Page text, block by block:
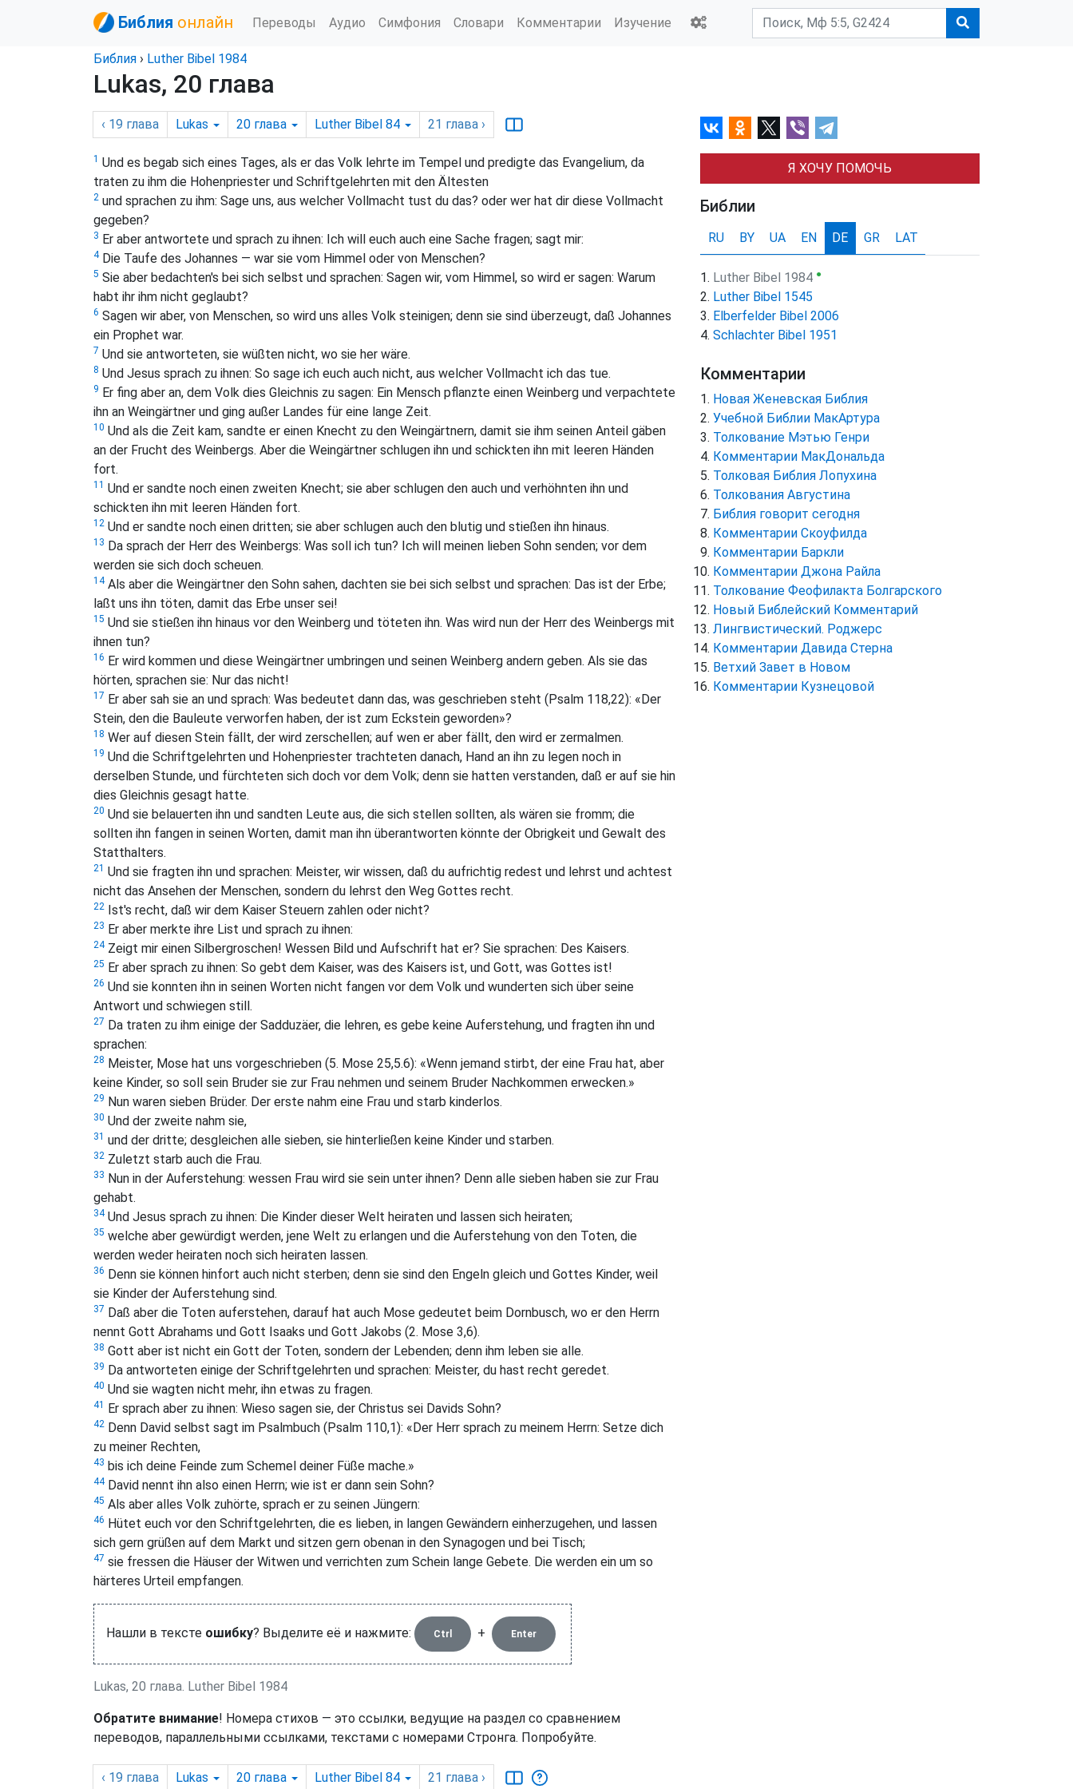
Библия онлайн Переводы Аудио Симфония Словари Комментарии Изучение
Библия › Luther Bibel 1984
Lukas, 20 глава
‹ 19 глава Lukas 20 глава Luther Bibel 84 21 глава ›
1 Und es begab sich eines Tages, als er das Volk lehrte im Tempel und predigte das Evangelium, da
traten zu ihm die Hohenpriester und Schriftgelehrten mit den Ältesten
2 und sprachen zu ihm: Sage uns, aus welcher Vollmacht tust du das? oder wer hat dir diese Vollmacht
gegeben?
3 Er aber antwortete und sprach zu ihnen: Ich will euch auch eine Sache fragen; sagt mir:
4 Die Taufe des Johannes — war sie vom Himmel oder von Menschen?
5 Sie aber bedachten's bei sich selbst und sprachen: Sagen wir, vom Himmel, so wird er sagen: Warum
habt ihr ihm nicht geglaubt?
6 Sagen wir aber, von Menschen, so wird uns alles Volk steinigen; denn sie sind überzeugt, daß Johannes
ein Prophet war.
7 Und sie antworteten, sie wüßten nicht, wo sie her wäre.
8 Und Jesus sprach zu ihnen: So sage ich euch auch nicht, aus welcher Vollmacht ich das tue.
9 Er fing aber an, dem Volk dies Gleichnis zu sagen: Ein Mensch pflanzte einen Weinberg und verpachtete
ihn an Weingärtner und ging außer Landes für eine lange Zeit.
10 Und als die Zeit kam, sandte er einen Knecht zu den Weingärtnern, damit sie ihm seinen Anteil gäben
an der Frucht des Weinbergs. Aber die Weingärtner schlugen ihn und schickten ihn mit leeren Händen
fort.
11 Und er sandte noch einen zweiten Knecht; sie aber schlugen den auch und verhöhnten ihn und
schickten ihn mit leeren Händen fort.
12 Und er sandte noch einen dritten; sie aber schlugen auch den blutig und stießen ihn hinaus.
13 Da sprach der Herr des Weinbergs: Was soll ich tun? Ich will meinen lieben Sohn senden; vor dem
werden sie sich doch scheuen.
14 Als aber die Weingärtner den Sohn sahen, dachten sie bei sich selbst und sprachen: Das ist der Erbe;
laßt uns ihn töten, damit das Erbe unser sei!
15 Und sie stießen ihn hinaus vor den Weinberg und töteten ihn. Was wird nun der Herr des Weinbergs mit
ihnen tun?
16 Er wird kommen und diese Weingärtner umbringen und seinen Weinberg andern geben. Als sie das
hörten, sprachen sie: Nur das nicht!
17 Er aber sah sie an und sprach: Was bedeutet dann das, was geschrieben steht (Psalm 118,22): «Der
Stein, den die Bauleute verworfen haben, der ist zum Eckstein geworden»?
18 Wer auf diesen Stein fällt, der wird zerschellen; auf wen er aber fällt, den wird er zermalmen.
19 Und die Schriftgelehrten und Hohenpriester trachteten danach, Hand an ihn zu legen noch in
derselben Stunde, und fürchteten sich doch vor dem Volk; denn sie hatten verstanden, daß er auf sie hin
dies Gleichnis gesagt hatte.
20 Und sie belauerten ihn und sandten Leute aus, die sich stellen sollten, als wären sie fromm; die
sollten ihn fangen in seinen Worten, damit man ihn überantworten könnte der Obrigkeit und Gewalt des
Statthalters.
21 Und sie fragten ihn und sprachen: Meister, wir wissen, daß du aufrichtig redest und lehrst und achtest
nicht das Ansehen der Menschen, sondern du lehrst den Weg Gottes recht.
22 Ist's recht, daß wir dem Kaiser Steuern zahlen oder nicht?
23 Er aber merkte ihre List und sprach zu ihnen:
24 Zeigt mir einen Silbergroschen! Wessen Bild und Aufschrift hat er? Sie sprachen: Des Kaisers.
25 Er aber sprach zu ihnen: So gebt dem Kaiser, was des Kaisers ist, und Gott, was Gottes ist!
26 Und sie konnten ihn in seinen Worten nicht fangen vor dem Volk und wunderten sich über seine
Antwort und schwiegen still.
27 Da traten zu ihm einige der Sadduzäer, die lehren, es gebe keine Auferstehung, und fragten ihn und
sprachen:
28 Meister, Mose hat uns vorgeschrieben (5. Mose 25,5.6): «Wenn jemand stirbt, der eine Frau hat, aber
keine Kinder, so soll sein Bruder sie zur Frau nehmen und seinem Bruder Nachkommen erwecken.»
29 Nun waren sieben Brüder. Der erste nahm eine Frau und starb kinderlos.
30 Und der zweite nahm sie,
31 und der dritte; desgleichen alle sieben, sie hinterließen keine Kinder und starben.
32 Zuletzt starb auch die Frau.
33 Nun in der Auferstehung: wessen Frau wird sie sein unter ihnen? Denn alle sieben haben sie zur Frau
gehabt.
34Und Jesus sprach zu ihnen: Die Kinder dieser Welt heiraten und lassen sich heiraten;
35 welche aber gewürdigt werden, jene Welt zu erlangen und die Auferstehung von den Toten, die
werden weder heiraten noch sich heiraten lassen.
36 Denn sie können hinfort auch nicht sterben; denn sie sind den Engeln gleich und Gottes Kinder, weil
sie Kinder der Auferstehung sind.
37 Daß aber die Toten auferstehen, darauf hat auch Mose gedeutet beim Dornbusch, wo er den Herrn
nennt Gott Abrahams und Gott Isaaks und Gott Jakobs (2. Mose 3,6).
38 Gott aber ist nicht ein Gott der Toten, sondern der Lebenden; denn ihm leben sie alle.
39 Da antworteten einige der Schriftgelehrten und sprachen: Meister, du hast recht geredet.
40 Und sie wagten nicht mehr, ihn etwas zu fragen.
41 Er sprach aber zu ihnen: Wieso sagen sie, der Christus sei Davids Sohn?
42 Denn David selbst sagt im Psalmbuch (Psalm 110,1): «Der Herr sprach zu meinem Herrn: Setze dich
zu meiner Rechten,
43 bis ich deine Feinde zum Schemel deiner Füße mache.»
44 David nennt ihn also einen Herrn; wie ist er dann sein Sohn?
45 Als aber alles Volk zuhörte, sprach er zu seinen Jüngern:
46 Hütet euch vor den Schriftgelehrten, die es lieben, in langen Gewändern einherzugehen, und lassen
sich gern grüßen auf dem Markt und sitzen gern obenan in den Synagogen und bei Tisch;
47 sie fressen die Häuser der Witwen und verrichten zum Schein lange Gebete. Die werden ein um so
härteres Urteil empfangen.
Нашли в тексте ошибку? Выделите её и нажмите: Ctrl + Enter
Lukas, 20 глава. Luther Bibel 1984
Обратите внимание! Номера стихов — это ссылки, ведущие на раздел со сравнением
переводов, параллельными ссылками, текстами с номерами Стронга. Попробуйте.
‹ 19 глава Lukas 20 глава Luther Bibel 84 21 глава ›
Я ХОЧУ ПОМОЧЬ
Библии
RU BY UA EN DE GR LAT
Luther Bibel 1984 ●
Luther Bibel 1545
Elberfelder Bibel 2006
Schlachter Bibel 1951
Комментарии
Новая Женевская Библия
Учебной Библии МакАртура
Толкование Мэтью Генри
Комментарии МакДональда
Толковая Библия Лопухина
Толкования Августина
Библия говорит сегодня
Комментарии Скоуфилда
Комментарии Баркли
Комментарии Джона Райла
Толкование Феофилакта Болгарского
Новый Библейский Комментарий
Лингвистический. Роджерс
Комментарии Давида Стерна
Ветхий Завет в Новом
Комментарии Кузнецовой